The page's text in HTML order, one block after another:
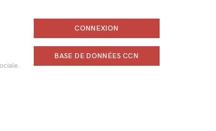
CONNEXION
BASE DE DONNÉES CCN